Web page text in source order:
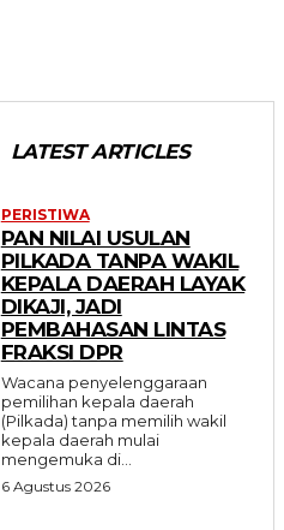
LATEST ARTICLES
PERISTIWA
PAN NILAI USULAN
PILKADA TANPA WAKIL
KEPALA DAERAH LAYAK
DIKAJI, JADI
PEMBAHASAN LINTAS
FRAKSI DPR
Wacana penyelenggaraan
pemilihan kepala daerah
(Pilkada) tanpa memilih wakil
kepala daerah mulai
mengemuka di...
6 Agustus 2026